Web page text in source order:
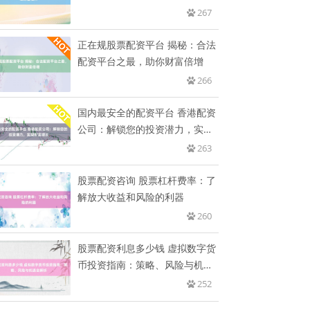
267
正在规股票配资平台 揭秘：合法
配资平台之最，助你财富倍增
266
国内最安全的配资平台 香港配资
公司：解锁您的投资潜力，实现
263
股票配资咨询 股票杠杆费率：了
解放大收益和风险的利器
260
股票配资利息多少钱 虚拟数字货
币投资指南：策略、风险与机遇
252